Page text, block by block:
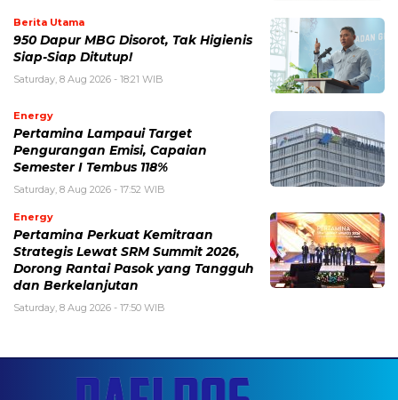
Berita Utama
950 Dapur MBG Disorot, Tak Higienis
Siap-Siap Ditutup!
Saturday, 8 Aug 2026 - 18:21 WIB
Energy
Pertamina Lampaui Target
Pengurangan Emisi, Capaian
Semester I Tembus 118%
Saturday, 8 Aug 2026 - 17:52 WIB
Energy
Pertamina Perkuat Kemitraan
Strategis Lewat SRM Summit 2026,
Dorong Rantai Pasok yang Tangguh
dan Berkelanjutan
Saturday, 8 Aug 2026 - 17:50 WIB